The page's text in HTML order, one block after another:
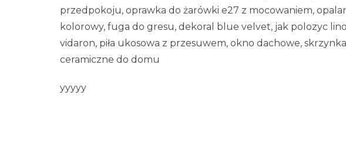
przedpokoju, oprawka do żarówki e27 z mocowaniem,
kolorowy, fuga do gresu, dekoral blue velvet, jak polozyc
vidaron, piła ukosowa z przesuwem, okno dachowe,
ceramiczne do domu
yyyyy